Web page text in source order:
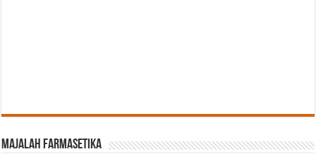
Majalah Farmasetika